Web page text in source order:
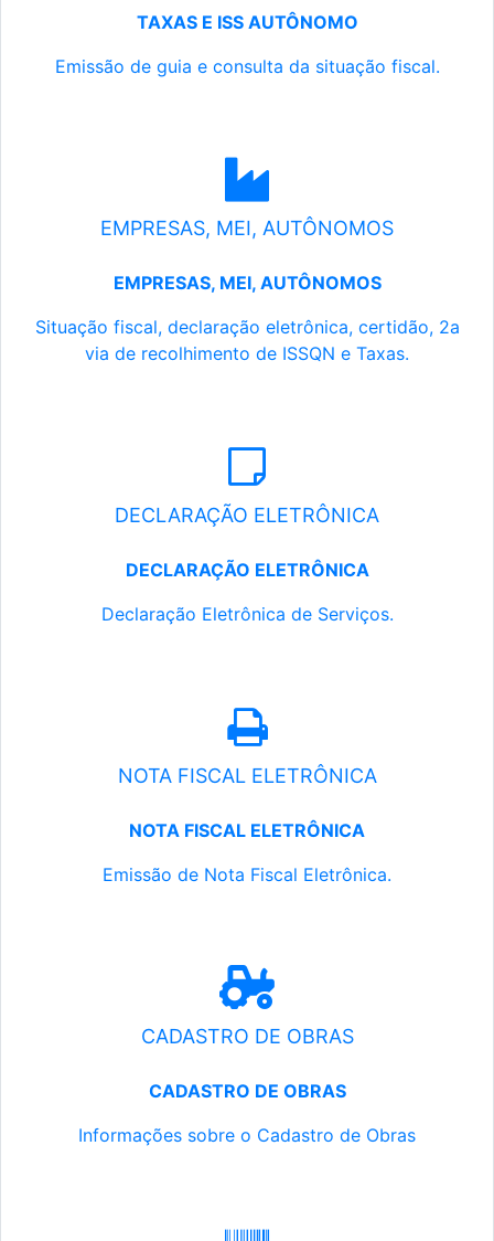
TAXAS E ISS AUTÔNOMO
Emissão de guia e consulta da situação fiscal.
EMPRESAS, MEI, AUTÔNOMOS
EMPRESAS, MEI, AUTÔNOMOS
Situação fiscal, declaração eletrônica, certidão, 2a
via de recolhimento de ISSQN e Taxas.
DECLARAÇÃO ELETRÔNICA
DECLARAÇÃO ELETRÔNICA
Declaração Eletrônica de Serviços.
NOTA FISCAL ELETRÔNICA
NOTA FISCAL ELETRÔNICA
Emissão de Nota Fiscal Eletrônica.
CADASTRO DE OBRAS
CADASTRO DE OBRAS
Informações sobre o Cadastro de Obras